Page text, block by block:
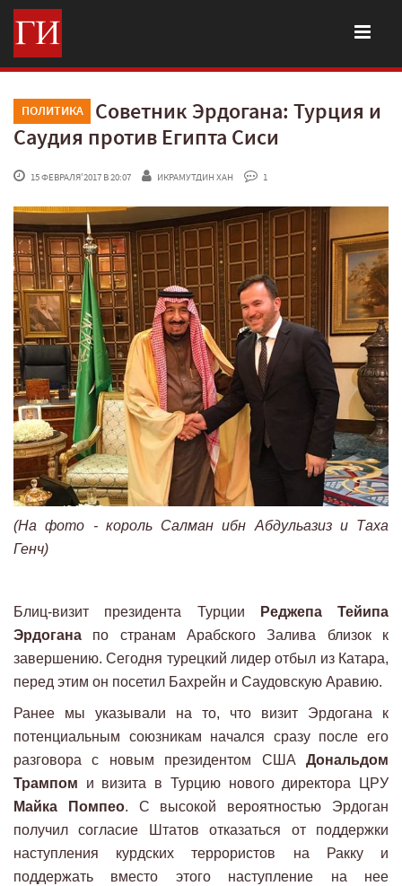
ПОЛИТИКА
Советник Эрдогана: Турция и
Саудия против Египта Сиси
15 ФЕВРАЛЯ'2017 В 20:07 ИКРАМУТДИН ХАН 1
(На фото - король Салман ибн Абдульазиз и Таха
Генч)
Блиц-визит президента Турции
Реджепа Тейипа
Эрдогана по странам Арабского Залива близок к
завершению. Сегодня турецкий лидер отбыл из Катара,
перед этим он посетил Бахрейн и Саудовскую Аравию.
Ранее мы указывали на то, что визит Эрдогана к
потенциальным союзникам начался сразу после его
разговора с новым президентом США Дональдом
Трампом и визита в Турцию нового директора ЦРУ
Майка Помпео. С высокой вероятностью Эрдоган
получил согласие Штатов отказаться от поддержки
наступления курдских террористов на Ракку и
поддержать вместо этого наступление на нее